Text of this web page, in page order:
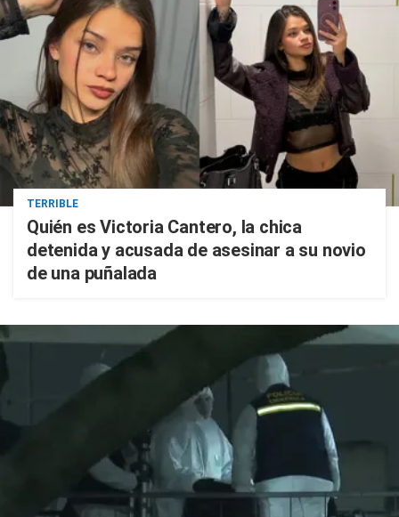
TERRIBLE
Quién es Victoria Cantero, la chica
detenida y acusada de asesinar a su novio
de una puñalada